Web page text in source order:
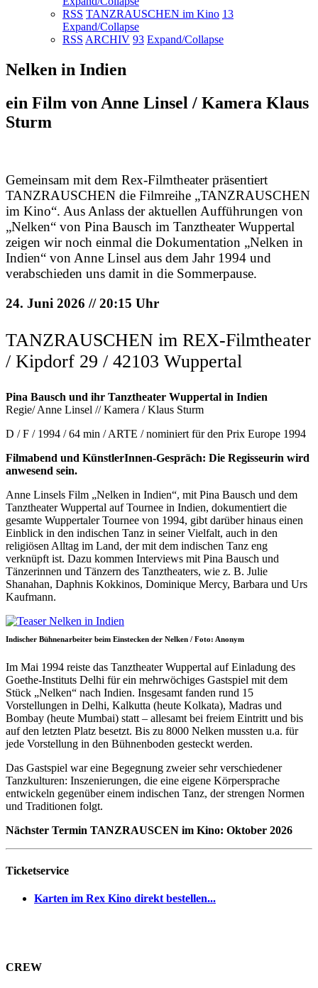
RSS TANZRAUSCHEN im Kino 13
Expand/Collapse
RSS ARCHIV 93 Expand/Collapse
Nelken in Indien
ein Film von Anne Linsel / Kamera Klaus
Sturm
Gemeinsam mit dem Rex-Filmtheater präsentiert
TANZRAUSCHEN die Filmreihe „TANZRAUSCHEN
im Kino“. Aus Anlass der aktuellen Aufführungen von
„Nelken“ von Pina Bausch im Tanztheater Wuppertal
zeigen wir noch einmal die Dokumentation „Nelken in
Indien“ von Anne Linsel aus dem Jahr 1994 und
verabschieden uns damit in die Sommerpause.
24. Juni 2026 // 20:15 Uhr
TANZRAUSCHEN im REX-Filmtheater
/ Kipdorf 29 / 42103 Wuppertal
Pina Bausch und ihr Tanztheater Wuppertal in Indien
Regie/ Anne Linsel // Kamera / Klaus Sturm
D / F / 1994 / 64 min / ARTE / nominiert für den Prix Europe 1994
Filmabend und KünstlerInnen-Gespräch: Die Regisseurin wird
anwesend sein.
Anne Linsels Film „Nelken in Indien“, mit Pina Bausch und dem
Tanztheater Wuppertal auf Tournee in Indien, dokumentiert die
gesamte Wuppertaler Tournee von 1994, gibt darüber hinaus einen
Einblick in den indischen Tanz in seiner Vielfalt, auch in den
religiösen Alltag im Land, der mit dem indischen Tanz eng
verknüpft ist. Dazu kommen Interviews mit Pina Bausch und
Tänzerinnen und Tänzern des Tanztheaters, wie z. B. Julie
Shanahan, Daphnis Kokkinos, Dominique Mercy, Barbara und Urs
Kaufmann.
Indischer Bühnenarbeiter beim Einstecken der Nelken / Foto: Anonym
Im Mai 1994 reiste das Tanztheater Wuppertal auf Einladung des
Goethe-Instituts Delhi für ein mehrwöchiges Gastspiel mit dem
Stück „Nelken“ nach Indien. Insgesamt fanden rund 15
Vorstellungen in Delhi, Kalkutta (heute Kolkata), Madras und
Bombay (heute Mumbai) statt – allesamt bei freiem Eintritt und bis
auf den letzten Platz besetzt. Bis zu 8000 Nelken mussten u.a. für
jede Vorstellung in den Bühnenboden gesteckt werden.
Das Gastspiel war eine Begegnung zweier sehr verschiedener
Tanzkulturen: Inszenierungen, die eine eigene Körpersprache
entwickeln gegenüber einem indischen Tanz, der strengen Normen
und Traditionen folgt.
Nächster Termin TANZRAUSCEN im Kino: Oktober 2026
Ticketservice
Karten im Rex Kino direkt bestellen...
CREW